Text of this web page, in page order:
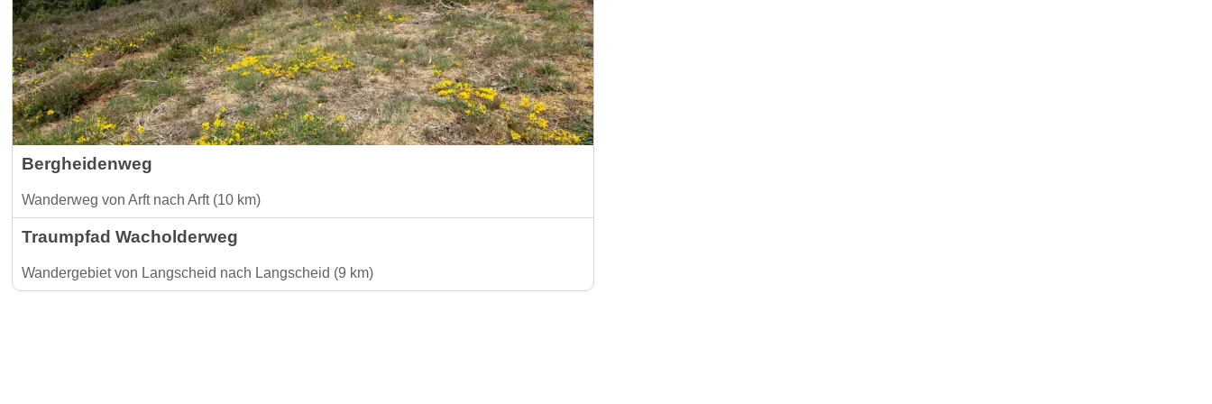
Bergheidenweg
Wanderweg von Arft nach Arft (10 km)
Traumpfad Wacholderweg
Wandergebiet von Langscheid nach Langscheid (9 km)